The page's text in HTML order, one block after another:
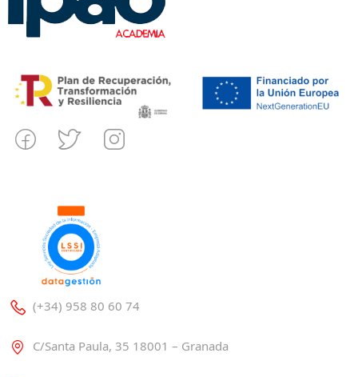
(+34) 958 80 60 74
C/Santa Paula, 35 18001 – Granada